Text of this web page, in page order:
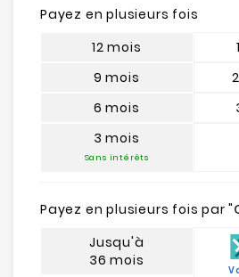
Payez en plusieurs fois
12 mois
9 mois
6 mois
3 mois
Sans intérêts
Payez en plusieurs fois par "
Jusqu'à
36 mois